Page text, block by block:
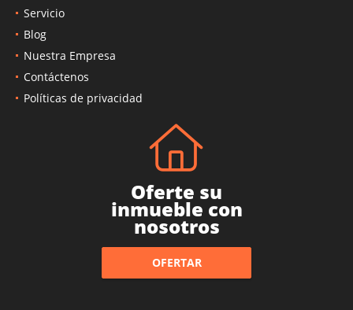
Servicio
Blog
Nuestra Empresa
Contáctenos
Políticas de privacidad
Oferte su
inmueble con
nosotros
OFERTAR